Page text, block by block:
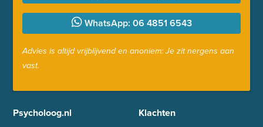
WhatsApp: 06 4851 6543
Advies is altijd vrijblijvend en anoniem: Je zit nergens aan
vast.
Psycholoog.nl Klachten